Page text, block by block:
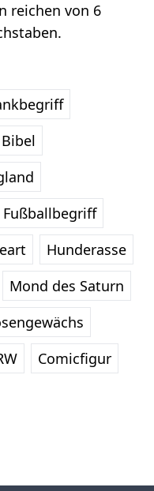
reichen von 6
Fußballbegriff
Hunderasse
Mond des Saturn
Comicfigur